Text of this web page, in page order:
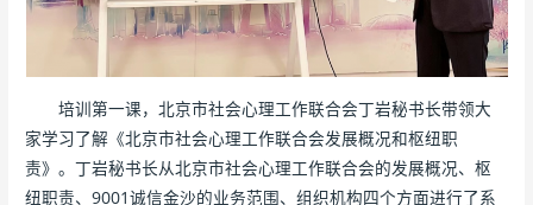
培训第一课，北京市社会心理工作联合会丁岩秘书长带领大
家学习了解《北京市社会心理工作联合会发展概况和枢纽职
责》。丁岩秘书长从北京市社会心理工作联合会的发展概况、枢
纽职责、9001诚信金沙的业务范围、组织机构四个方面进行了系